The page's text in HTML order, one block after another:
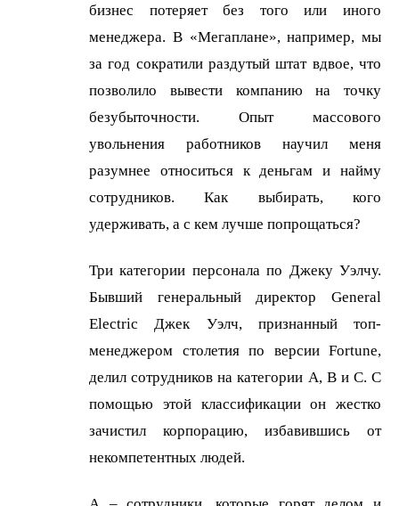
бизнес потеряет без того или иного
менеджера. В «Мегаплане», например, мы
за год сократили раздутый штат вдвое, что
позволило вывести компанию на точку
безубыточности. Опыт массового
увольнения работников научил меня
разумнее относиться к деньгам и найму
сотрудников. Как выбирать, кого
удерживать, а с кем лучше попрощаться?
Три категории персонала по Джеку Уэлчу.
Бывший генеральный директор General
Electric Джек Уэлч, признанный топ-
менеджером столетия по версии Fortune,
делил сотрудников на категории A, B и C. С
помощью этой классификации он жестко
зачистил корпорацию, избавившись от
некомпетентных людей.